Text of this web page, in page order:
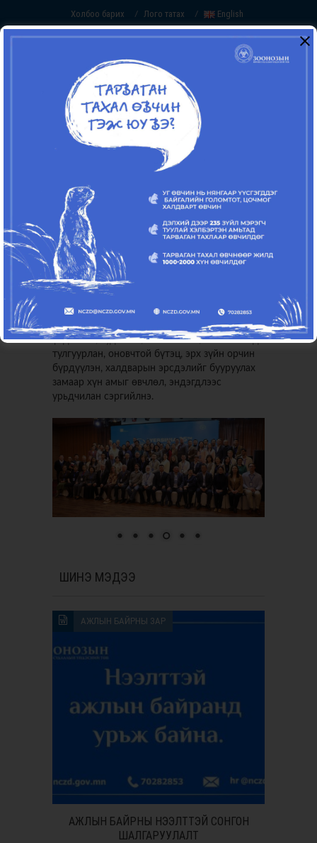
Холбоо барих / Лого татах / English
ЭРХЭМ ЗОРИЛГО
технологи, инновацийг мэргэшсэн хүний
нөөцийн чадавхитай хослуулан Монгол
улсын хүн амыг зоонозын халдварт өвчний
эрсдэлээс сэргийлэх
СТРАТЕГИЙН ЗОРИЛГО
Зоонозын өвчнийг тандах, хянах, эрт
сэрэмжлүүлэх, хариу арга хэмжээг эмч
мэрэгжилтнүүдийн туршлага, чадавхид
үндэслэн, судалгаа, шинжилгээ, нотолгоонд
тулгуурлан, оновчтой бүтэц, эрх зүйн орчин
бүрдүүлэн, халдварын эрсдэлийг бууруулах
замаар хүн амыг өвчлөл, эндэгдлээс
урьдчилан сэргийлнэ.
ШИНЭ МЭДЭЭ
АЖЛЫН БАЙРНЫ ЗАР
АЖЛЫН БАЙРНЫ НЭЭЛТТЭЙ СОНГОН
ШАЛГАРУУЛАЛТ